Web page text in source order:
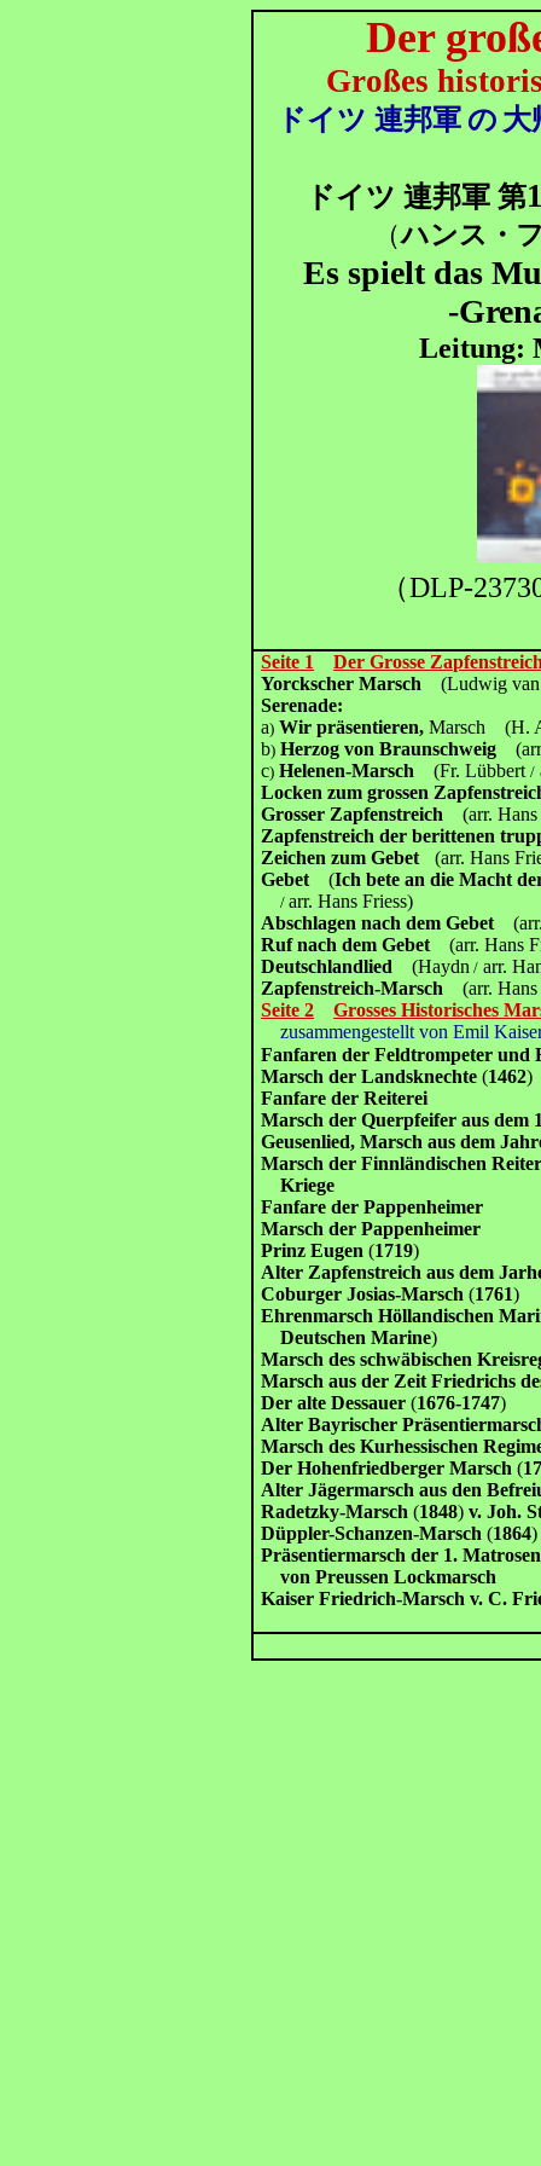
Der
Großes
ドイツ 連邦軍 の 大
ドイツ 連邦軍 第
（ハンス ・
Es spielt das
-
Leitung:
（DLP-
Seite 1
Der Grosse
Yorckscher Marsch(Ludwig
Serenade:
a) Wir präsentieren,Marsch
(H.
b) Herzog von Braunschweig
c) Helenen-Marsch(Fr. Lübbert/
Locken zum grossen
Grosser Zapfenstreich(arr.
Zapfenstreich der berittenen
Zeichen zum Gebet
(arr. Hans
Gebet (Ich bete an die Macht
/arr. Hans Friess)
Abschlagen nach dem Gebet (arr.
Ruf nach dem Gebet (arr. Hans
Deutschlandlied (Haydn / arr.
Zapfenstreich-Marsch (arr. Hans
Seite 2
Grosses Historisches
zusammengestellt von Emil
Fanfaren der Feldtrompeter und
Marsch der Landsknechte(1462)
Fanfare der Reiterei
Marsch der Querpfeifer aus dem
Geusenlied, Marsch aus dem
Marsch der Finnländischen
Kriege
Fanfare der Pappenheimer
Marsch der Pappenheimer
Prinz Eugen(1719)
Alter Zapfenstreich aus dem
Coburger Josias-Marsch (1761)
Ehrenmarsch Höllandischen
Deutschen Marine)
Marsch des schwäbischen
Marsch aus der Zeit Friedrichs
Der alte Dessauer(1676-1747)
Alter Bayrischer
Marsch des Kurhessischen
Der Hohenfriedberger Marsch (
Alter Jägermarsch aus den
Radetzky-Marsch(1848)v. Joh.
Düppler-Schanzen-Marsch (1864
Präsentiermarsch der 1.
von Preussen Lockmarsch
Kaiser Friedrich-Marsch v. C.